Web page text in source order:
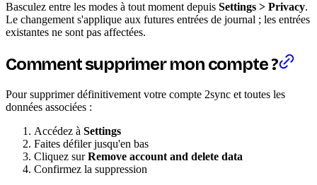
Basculez entre les modes à tout moment depuis Settings > Privacy.
Le changement s'applique aux futures entrées de journal ; les entrées
existantes ne sont pas affectées.
Comment supprimer mon compte ?
Pour supprimer définitivement votre compte 2sync et toutes les
données associées :
Accédez à Settings
Faites défiler jusqu'en bas
Cliquez surRemove account and delete data
Confirmez la suppression